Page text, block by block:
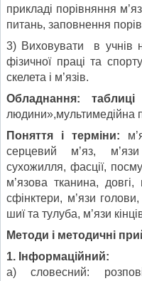
прикладі порівняння
питань, заповнення
3) Виховувати в учнів
фізичної праці та
скелета і м’язів.
Обладнання:
людини»,мультимедійна
Поняття і терміни:
серцевий м’яз, м’язи
сухожилля, фасції,
м’язова тканина, довгі,
сфінктери, м’язи
шиї та тулуба, м’язи
Методи і методичні
1. Інформаційний:
а) словесний: